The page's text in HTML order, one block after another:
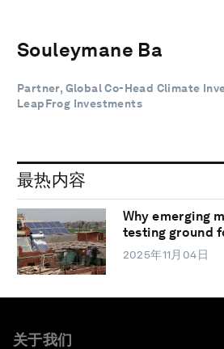
Souleymane Ba
Partner, Global Co-Head Climate
LeapFrog Investments
最热内容
Why emerging
testing ground
2025年11月04日
关于我们